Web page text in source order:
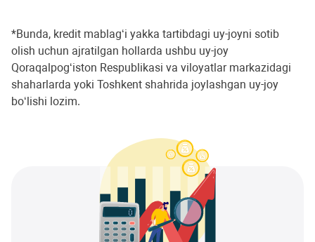
*Bunda, kredit mablag‘i yakka tartibdagi uy-joyni sotib
olish uchun ajratilgan hollarda ushbu uy-joy
Qoraqalpog‘iston Respublikasi va viloyatlar markazidagi
shaharlarda yoki Toshkent shahrida joylashgan uy-joy
bo‘lishi lozim.